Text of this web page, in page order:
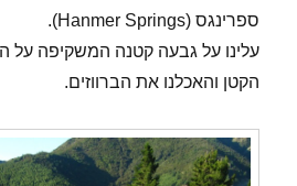
ספרינגס (Hanmer Springs).
עלינו על גבעה קטנה המשקיפה על
הקטן והאכלנו את הברווזים.